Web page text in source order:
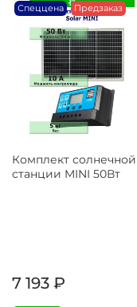
Спеццена Предзаказ
Комплект солнечной
станции MINI 50Вт
7 193 ₽